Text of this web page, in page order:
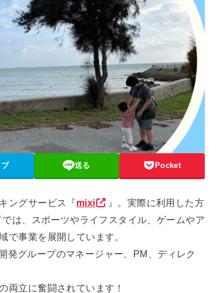
送る Pocket
ングサービス『mixi
』。実際に利用した方
では、スポーツやライフスタイル、ゲームやア
で事業を展開しています。
グループのマネージャー、PM、ディレク
両立に奮闘されています！